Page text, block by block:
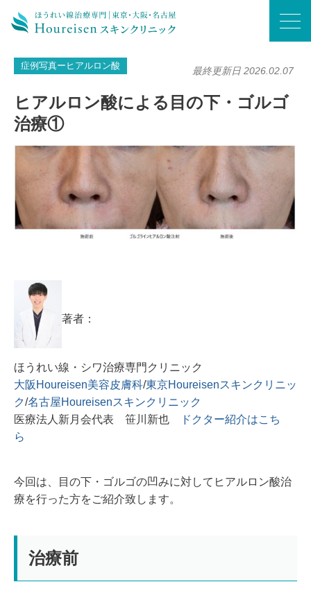
ヒアルロン酸による目の下・ゴルゴ治療①
症例写真ーヒアルロン酸 最終更新日 2026.02.07
ヒアルロン酸による目の下・ゴルゴ
治療①
著者：
ほうれい線・シワ治療専門クリニック
大阪Houreisen美容皮膚科/東京Houreisenスキンクリニッ
ク/名古屋Houreisenスキンクリニック
医療法人新月会代表 笹川新也
ドクター紹介はこち
ら
今回は、目の下・ゴルゴの凹みに対してヒアルロン酸治
療を行った方をご紹介致します。
治療前